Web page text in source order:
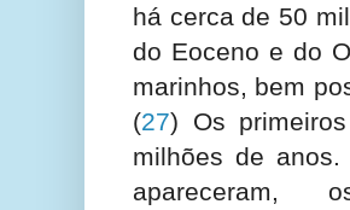
há cerca de 50
do Eoceno e do
marinhos, bem
(27) Os
milhões de